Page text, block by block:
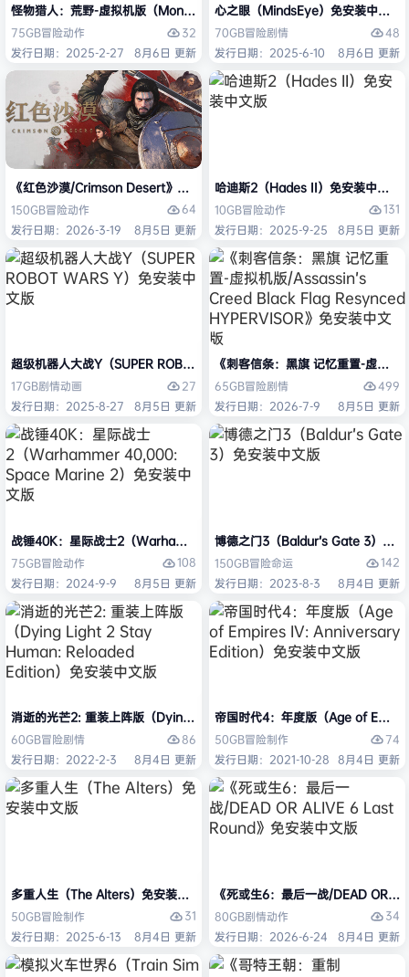
怪物猎人：荒野-虚拟机版（Monster Hunter Wilds HYPERVISOR）免安
75GB冒险动作
32
发行日期：2025-2-27
8月6日 更新
心之眼（MindsEye）免安装中文版
70GB冒险剧情
48
发行日期：2025-6-10
8月6日 更新
《红色沙漠/Crimson Desert》免安装中文版
150GB冒险动作
64
发行日期：2026-3-19
8月5日 更新
哈迪斯2（Hades II）免安装中文版
10GB冒险动作
131
发行日期：2025-9-25
8月5日 更新
超级机器人大战Y（SUPER ROBOT WARS Y）免安装中文版
17GB剧情动画
27
发行日期：2025-8-27
8月5日 更新
《刺客信条：黑旗 记忆重置-虚拟
65GB冒险剧情
499
发行日期：2026-7-9
8月5日 更新
战锤40K：星际战士2（Warhammer 40,000: Space Marine 2）免安装
75GB冒险动作
108
发行日期：2024-9-9
8月5日 更新
博德之门3（Baldur’s Gate 3）免安
150GB冒险命运
142
发行日期：2023-8-3
8月4日 更新
消逝的光芒2: 重装上阵版（Dying Light 2 Stay Human: Reloaded
60GB冒险剧情
86
发行日期：2022-2-3
8月4日 更新
帝国时代4：年度版（Age of
50GB冒险制作
74
发行日期：2021-10-28 8月4日 更新
多重人生（The Alters）免安装中文版
50GB冒险制作
31
发行日期：2025-6-13
8月4日 更新
《死或生6：最后一战/DEAD OR
80GB剧情动作
34
发行日期：2026-6-24
8月4日 更新